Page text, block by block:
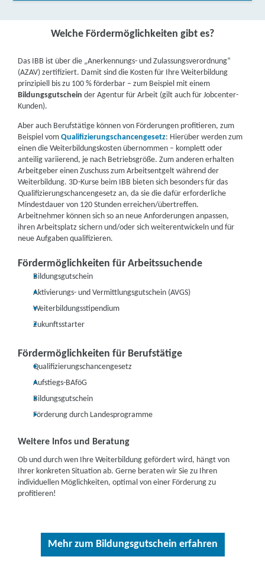
Welche Fördermöglichkeiten gibt es?
Das IBB ist über die „Anerkennungs- und Zulassungsverordnung“
(AZAV) zertifiziert. Damit sind die Kosten für Ihre Weiterbildung
prinzipiell bis zu 100 % förderbar – zum Beispiel mit einem
Bildungsgutschein der Agentur für Arbeit (gilt auch für Jobcenter-
Kunden).
Aber auch Berufstätige können von Förderungen profitieren, zum
Beispiel vomQualifizierungschancengesetz: Hierüber werden zum
einen die Weiterbildungskosten übernommen – komplett oder
anteilig variierend, je nach Betriebsgröße. Zum anderen erhalten
Arbeitgeber einen Zuschuss zum Arbeitsentgelt während der
Weiterbildung. 3D-Kurse beim IBB bieten sich besonders für das
Qualifizierungschancengesetz an, da sie die dafür erforderliche
Mindestdauer von 120 Stunden erreichen/übertreffen.
Arbeitnehmer können sich so an neue Anforderungen anpassen,
ihren Arbeitsplatz sichern und/oder sich weiterentwickeln und für
neue Aufgaben qualifizieren.
Fördermöglichkeiten für Arbeitssuchende
Bildungsgutschein
Aktivierungs- und Vermittlungsgutschein (AVGS)
Weiterbildungsstipendium
Zukunftsstarter
Fördermöglichkeiten für Berufstätige
Qualifizierungschancengesetz
Aufstiegs-BAföG
Bildungsgutschein
Förderung durch Landesprogramme
Weitere Infos und Beratung
Ob und durch wen Ihre Weiterbildung gefördert wird, hängt von
Ihrer konkreten Situation ab. Gerne beraten wir Sie zu Ihren
individuellen Möglichkeiten, optimal von einer Förderung zu
profitieren!
Mehr zum Bildungsgutschein erfahren